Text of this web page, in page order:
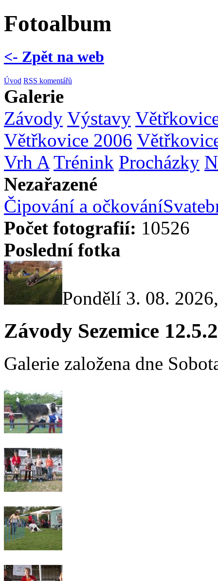
Fotoalbum
<- Zpět na web
Úvod RSS komentářů
Galerie
Závody Výstavy
Větřkovice 2006
Vrh A Trénink Procházky
Nezařazené
Čipování a očkování
Počet fotografií: 10526
Poslední fotka
Pondělí 3. 08.
Závody Sezemice
Galerie založena dne